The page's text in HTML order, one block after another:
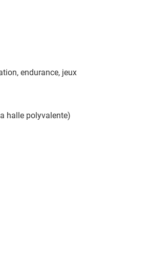
endurance, jeux
halle polyvalente)